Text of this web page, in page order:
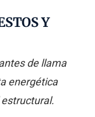
Y
de llama
energética